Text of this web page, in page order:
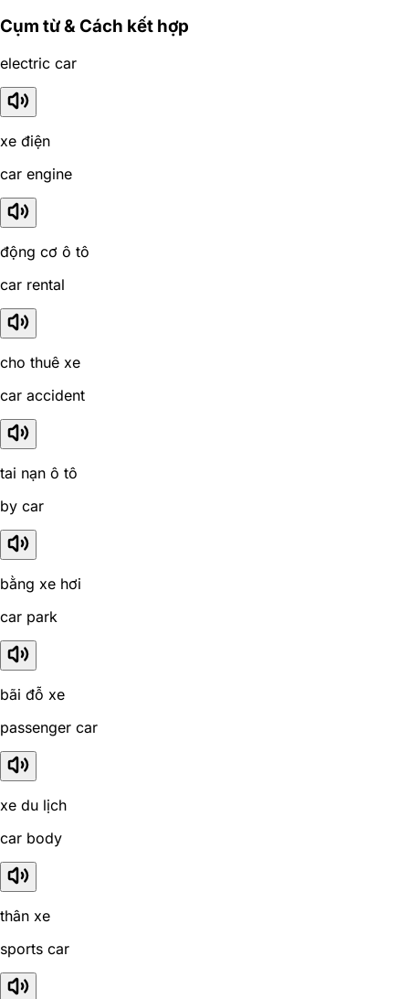
Cụm từ & Cách kết hợp
electric car
xe điện
car engine
động cơ ô tô
car rental
cho thuê xe
car accident
tai nạn ô tô
by car
bằng xe hơi
car park
bãi đỗ xe
passenger car
xe du lịch
car body
thân xe
sports car